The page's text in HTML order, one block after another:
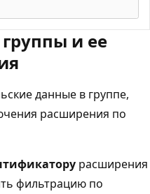
и ее
данные в группе,
расширения по
расширения
фильтрацию по